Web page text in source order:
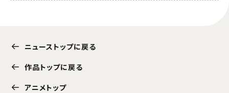
ニューストップに戻る
作品トップに戻る
アニメトップ